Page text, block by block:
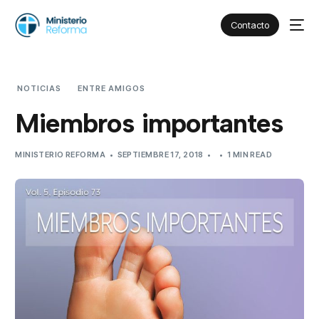
Contacto
NOTICIAS ENTRE AMIGOS
Miembros importantes
MINISTERIO REFORMA SEPTIEMBRE 17, 2018 1 MIN READ